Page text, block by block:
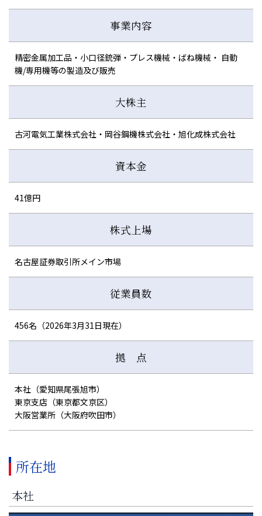
事業内容
精密金属加工品・小口径銃弾・プレス機械・ばね機械・ 自動
機/専用機等の製造及び販売
大株主
古河電気工業株式会社・岡谷鋼機株式会社・旭化成株式会社
資本金
41億円
株式上場
名古屋証券取引所メイン市場
従業員数
456名（2026年3月31日現在）
拠 点
本社（愛知県尾張旭市）
東京支店（東京都文京区）
大阪営業所（大阪府吹田市）
所在地
本社